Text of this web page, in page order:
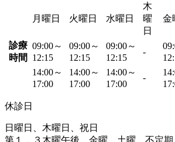
月曜日 火曜日 水曜日
木
曜
日
金
診療
時間
09:00～
12:15
09:00～
12:15
09:00～
12:15
-
14:00～
17:00
14:00～
17:00
14:00～
17:00
-
休診日
日曜日、木曜日、祝日
第１，３木曜午後、金曜、土曜 不定期